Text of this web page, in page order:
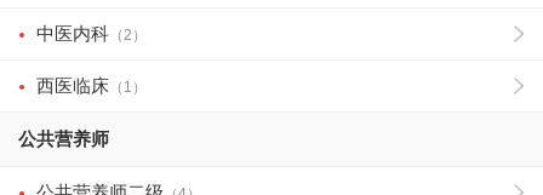
中医内科 （2）
西医临床 （1）
公共营养师